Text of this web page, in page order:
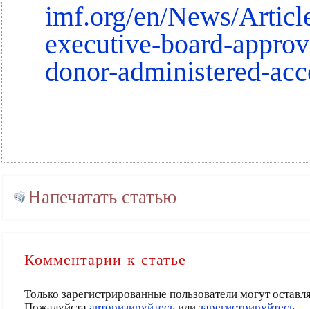
imf.org/en/News/
executive-board-
donor-administered-
Напечатать статью
Комментарии к статье
Только зарегистрированные пользователи могут